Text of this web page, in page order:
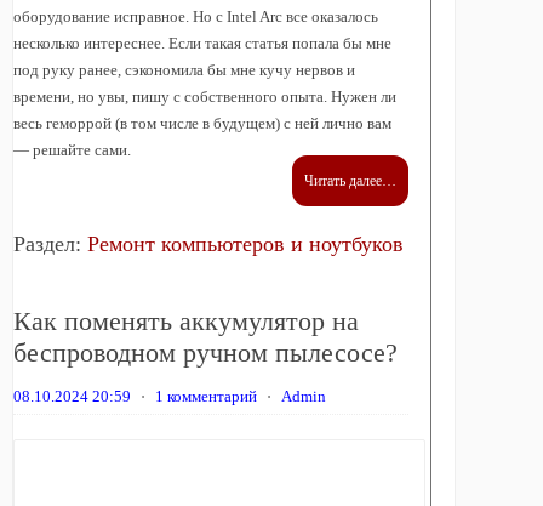
оборудование исправное. Но с Intel Arc все оказалось
несколько интереснее. Если такая статья попала бы мне
под руку ранее, сэкономила бы мне кучу нервов и
времени, но увы, пишу с собственного опыта. Нужен ли
весь геморрой (в том числе в будущем) с ней лично вам
— решайте сами.
Читать далее…
Раздел: Ремонт компьютеров и ноутбуков
Как поменять аккумулятор на
беспроводном ручном пылесосе?
08.10.2024 20:59 ⋅ 1 комментарий ⋅ Admin